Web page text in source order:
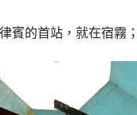
賓的首站，就在宿霧